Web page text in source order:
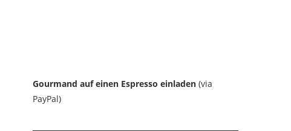
Gourmand auf einen Espresso einladen (via
PayPal)